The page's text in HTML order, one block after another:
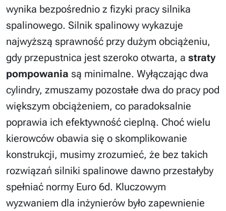
wynika bezpośrednio z fizyki pracy silnika
spalinowego. Silnik spalinowy wykazuje
najwyższą sprawność przy dużym obciążeniu,
gdy przepustnica jest szeroko otwarta, a straty
pompowania są minimalne. Wyłączając dwa
cylindry, zmuszamy pozostałe dwa do pracy pod
większym obciążeniem, co paradoksalnie
poprawia ich efektywność cieplną. Choć wielu
kierowców obawia się o skomplikowanie
konstrukcji, musimy zrozumieć, że bez takich
rozwiązań silniki spalinowe dawno przestałyby
spełniać normy Euro 6d. Kluczowym
wyzwaniem dla inżynierów było zapewnienie